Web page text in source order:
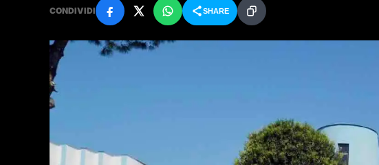
CONDIVIDI SHARE